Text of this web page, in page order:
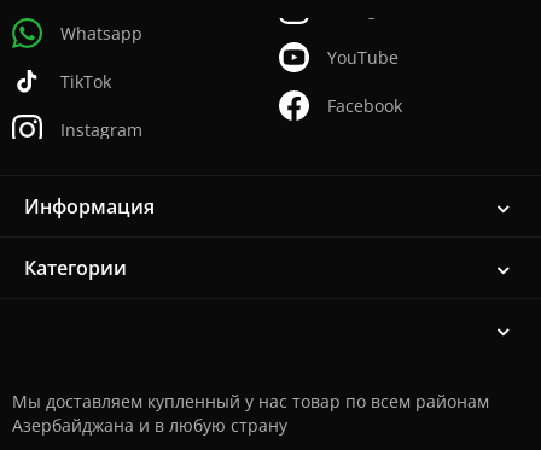
Whatsapp
TikTok
Instagram
YouTube
Facebook
Информация
Категории
Мы доставляем купленный у нас товар по всем районам
Азербайджана и в любую страну